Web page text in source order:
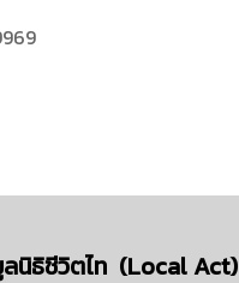
นิธิชีวิตไท (Local Act)